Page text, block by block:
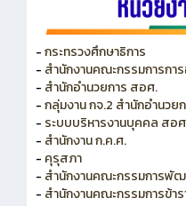
-กระทรวงศึกษาธิการ
- สำนักงานคณะกรรมการกา
- สำนักอำนวยการ สอศ.
-กลุ่มงาน กจ.2 สำนักอำนวย
- ระบบบริหารงานบุคคล สอ
- สำนักงาน ก.ค.ศ.
- คุรุสภา
- สำนักงานคณะกรรมการพัฒ
- สำนักงานคณะกรรมการข้า